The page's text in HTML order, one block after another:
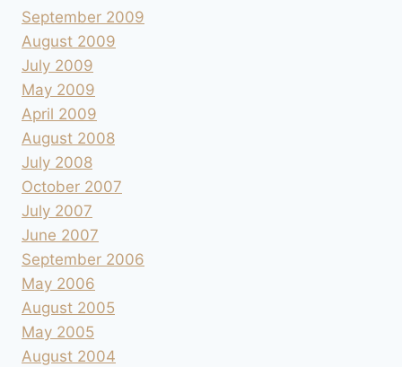
September 2009
August 2009
July 2009
May 2009
April 2009
August 2008
July 2008
October 2007
July 2007
June 2007
September 2006
May 2006
August 2005
May 2005
August 2004